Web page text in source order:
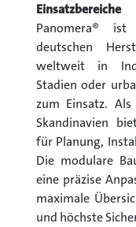
Einsatzbereiche
Panomera® ist
deutschen
weltweit in
Stadien oder
zum Einsatz.
Skandinavien
für Planung,
Die modulare
eine präzise
maximale
und höchste